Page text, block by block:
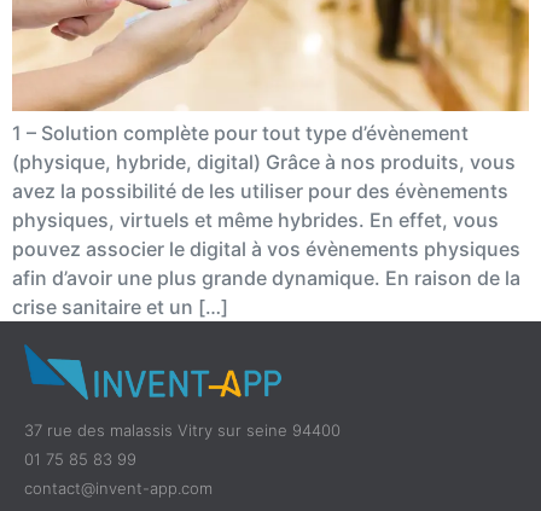
1 – Solution complète pour tout type d’évènement
(physique, hybride, digital) Grâce à nos produits, vous
avez la possibilité de les utiliser pour des évènements
physiques, virtuels et même hybrides. En effet, vous
pouvez associer le digital à vos évènements physiques
afin d’avoir une plus grande dynamique. En raison de la
crise sanitaire et un […]
37 rue des malassis Vitry sur seine 94400
01 75 85 83 99
contact@invent-app.com